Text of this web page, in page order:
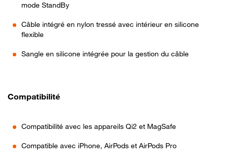
mode StandBy
Câble intégré en nylon tressé avec intérieur en silicone
flexible
Sangle en silicone intégrée pour la gestion du câble
Compatibilité
Compatibilité avec les appareils Qi2 et MagSafe
Compatible avec iPhone, AirPods et AirPods Pro